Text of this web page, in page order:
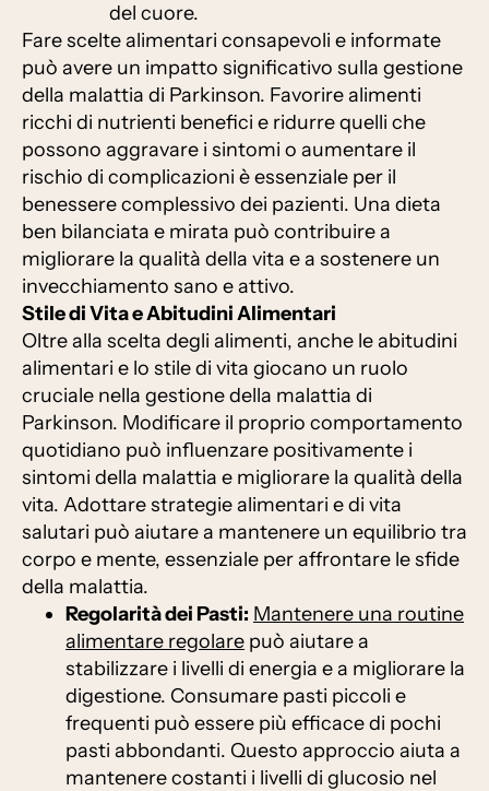
del cuore.
Fare scelte alimentari consapevoli e informate
può avere un impatto significativo sulla gestione
della malattia di Parkinson. Favorire alimenti
ricchi di nutrienti benefici e ridurre quelli che
possono aggravare i sintomi o aumentare il
rischio di complicazioni è essenziale per il
benessere complessivo dei pazienti. Una dieta
ben bilanciata e mirata può contribuire a
migliorare la qualità della vita e a sostenere un
invecchiamento sano e attivo.
Stile di Vita e Abitudini Alimentari
Oltre alla scelta degli alimenti, anche le abitudini
alimentari e lo stile di vita giocano un ruolo
cruciale nella gestione della malattia di
Parkinson. Modificare il proprio comportamento
quotidiano può influenzare positivamente i
sintomi della malattia e migliorare la qualità della
vita. Adottare strategie alimentari e di vita
salutari può aiutare a mantenere un equilibrio tra
corpo e mente, essenziale per affrontare le sfide
della malattia.
Regolarità dei Pasti: Mantenere una routine
alimentare regolare può aiutare a
stabilizzare i livelli di energia e a migliorare la
digestione. Consumare pasti piccoli e
frequenti può essere più efficace di pochi
pasti abbondanti. Questo approccio aiuta a
mantenere costanti i livelli di glucosio nel